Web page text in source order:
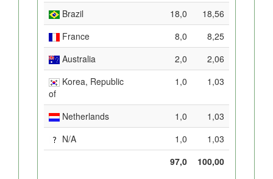
Brazil 18,0
18,56
France
8,0
8,25
Australia
2,0
2,06
Korea, Republic
of
1,0 1,03
Netherlands 1,0
1,03
N/A
1,0
1,03
97,0
100,00